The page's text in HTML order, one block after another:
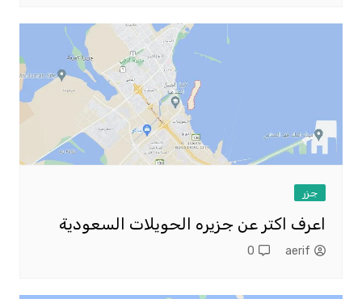
جزر
اعرف اكتر عن جزيره الحويلات السعودية
aerif
0